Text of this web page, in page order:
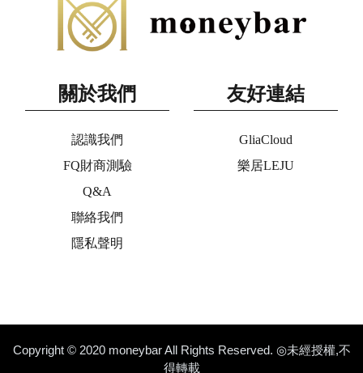
關於我們
認識我們
FQ財商測驗
Q&A
聯絡我們
隱私聲明
友好連結
GliaCloud
樂居LEJU
Copyright © 2020 moneybar All Rights Reserved. ◎未經授權,不
得轉載